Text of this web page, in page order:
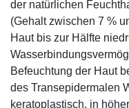
der natürlichen
(Gehalt zwischen 7 %
Haut bis zur Hälfte
Befeuchtung der Haut
des Transepidermalen
keratoplastisch, in